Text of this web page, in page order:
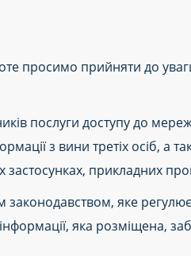
просимо прийняти до
послуги доступу до
з вини третіх осіб, а
прикладних
яке регулює
яка розміщена,